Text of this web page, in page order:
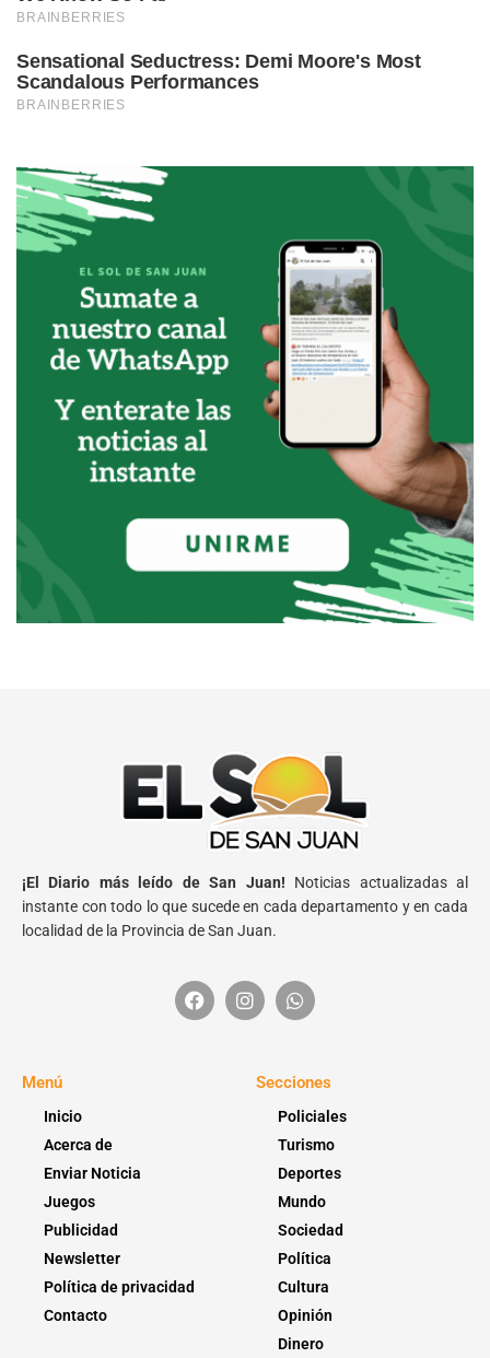
¡El Diario más leído de San Juan! Noticias actualizadas al
instante con todo lo que sucede en cada departamento y en cada
localidad de la Provincia de San Juan.
Menú
Inicio
Acerca de
Enviar Noticia
Juegos
Publicidad
Newsletter
Política de privacidad
Contacto
Secciones
Policiales
Turismo
Deportes
Mundo
Sociedad
Política
Cultura
Opinión
Dinero